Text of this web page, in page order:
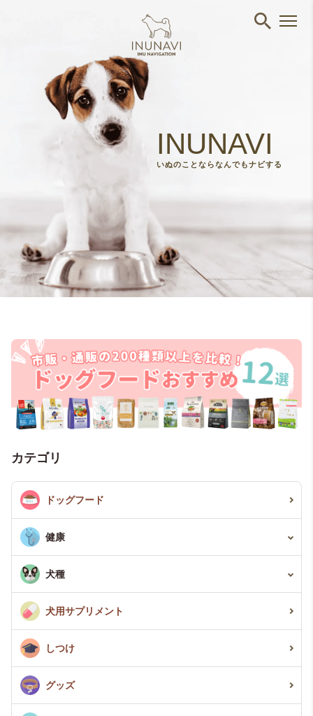
INUNAVI
いぬのことならなんでもナビする
カテゴリ
ドッグフード
健康
病気
症状
犬種
イタリアングレーハウンド
キャバリア
コーギー
ゴールデンレトリーバー
犬用サプリメント
しつけ
グッズ